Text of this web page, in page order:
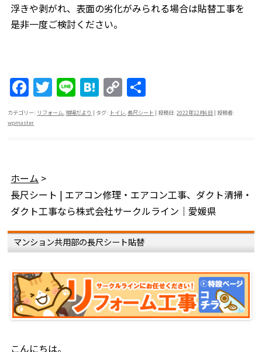
浮きや剥がれ、表面の劣化がみられる場合は貼替工事を
是非一度ご検討ください。
F
a
c
o
o
k
T
w
itt
Li
n
e
H
at
e
C
o
p
k
有
カテゴリー: リフォーム 現場だより | タグ: トイレ ,長尺シート | 投稿日:2022年12月6日 |投稿者:
wpmaster
ホーム >
長尺シート | エアコン修理・エアコン工事、ダクト清掃・
ダクト工事なら株式会社サークルライン｜愛媛県
マンション共用部の長尺シート貼替
こんにちは。